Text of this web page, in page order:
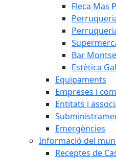
Fleca Mas
Bar
Estètica
Equipaments
Empreses i
Entitats i
Emergències
Informació del
Receptes de